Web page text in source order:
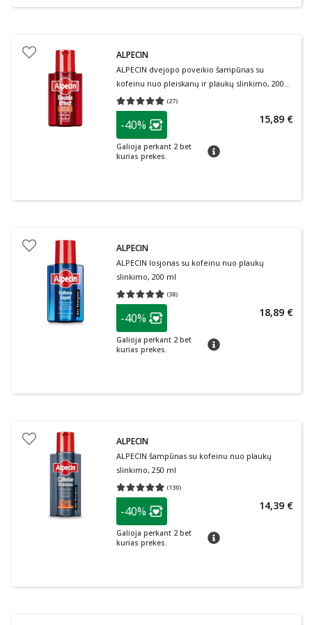
ALPECIN
ALPECIN dvejopo poveikio šampūnas su
kofeinu nuo pleiskanų ir plaukų slinkimo, 200
ml
(27)
Vidutinis įvertinimas 4.89
patarimas
Lojalumo klubo narių nuolaida
-40%
Galioja perkant 2 bet
kurias prekes.
patarimas
15,89 €
ALPECIN
ALPECIN losjonas su kofeinu nuo plaukų
slinkimo, 200 ml
(38)
Vidutinis įvertinimas 4.82
patarimas
Lojalumo klubo narių nuolaida
-40%
Galioja perkant 2 bet
kurias prekes.
patarimas
18,89 €
ALPECIN
ALPECIN šampūnas su kofeinu nuo plaukų
slinkimo, 250 ml
(130)
Vidutinis įvertinimas 4.90
patarimas
Lojalumo klubo narių nuolaida
-40%
Galioja perkant 2 bet
kurias prekes.
patarimas
14,39 €